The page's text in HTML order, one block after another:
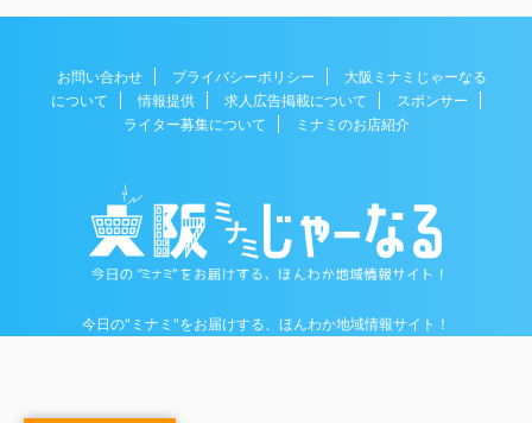
お問い合わせ プライバシーポリシー
大阪ミナミじゃーなる
について
情報提供 求人広告掲載について
スポンサー
ライター募集について
ミナミのお店紹介
今日の"ミナミ"をお届けする、ほんわか地域情報サイト！